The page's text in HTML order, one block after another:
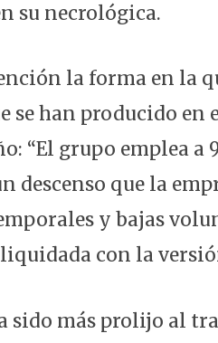
su necrológica.
la forma en la
se han producido
“El grupo emplea a
descenso que la
y bajas
liquidada con la
sido más prolijo al